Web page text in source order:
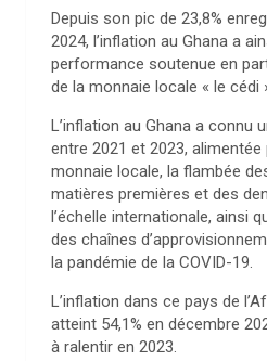
Depuis son pic de 23,8%
2024, l’inflation au Ghana a
performance soutenue en
de la monnaie locale « le cédi
L’inflation au Ghana a connu
entre 2021 et 2023,
monnaie locale, la flambée
matières premières et des
l’échelle internationale, ainsi
des chaînes
la pandémie de la COVID-19.
L’inflation dans ce pays de
atteint 54,1% en décembre
à ralentir en 2023.